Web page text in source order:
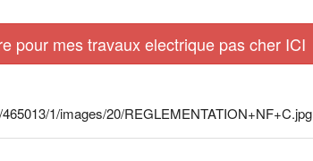
pour mes travaux electrique pas cher ICI
1/images/20/REGLEMENTATION+NF+C.jpg